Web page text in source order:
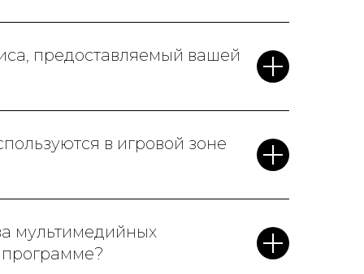
предоставляемый вашей
в игровой зоне
мультимедийных